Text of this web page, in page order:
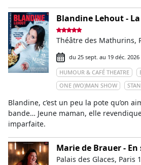
Blandine Lehout -
Théâtre des Mathurins,
du 25 sept. au 19 déc. 2026
HUMOUR & CAFÉ THEATRE
ONE (WO)MAN SHOW
Blandine, c’est un peu la pote qu’on
bande… Jeune maman, elle
imparfaite.
Marie de Brauer - En
Palais des Glaces, Paris